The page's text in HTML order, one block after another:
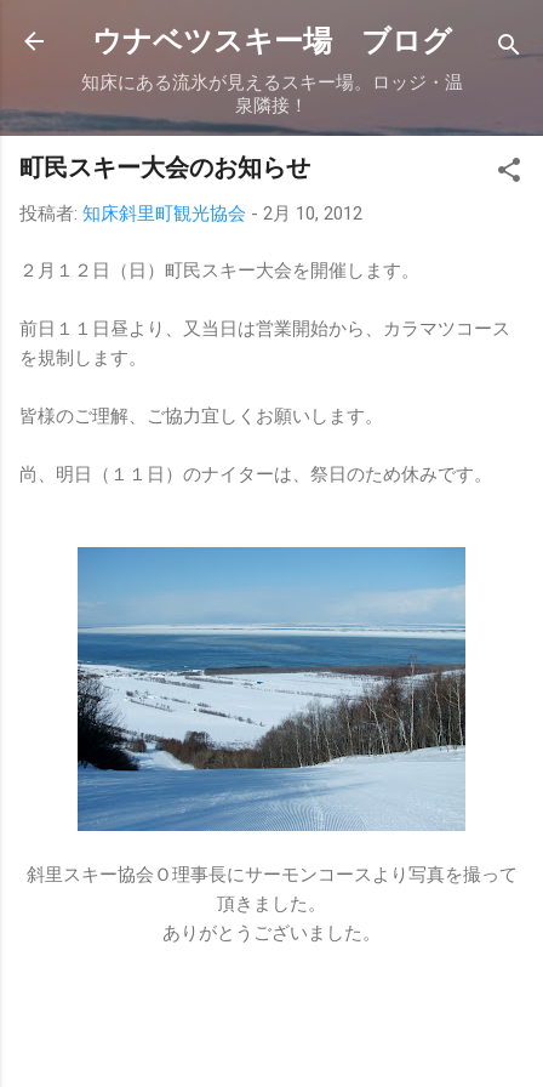
スキップしてメイン コンテンツに移動
ウナベツスキー場 ブログ
知床にある流氷が見えるスキー場。ロッジ・温
泉隣接！
町民スキー大会のお知らせ
投稿者: 知床斜里町観光協会 - 2月 10, 2012
２月１２日（日）町民スキー大会を開催します。
前日１１日昼より、又当日は営業開始から、カラマツコース
を規制します。
皆様のご理解、ご協力宜しくお願いします。
尚、明日（１１日）のナイターは、祭日のため休みです。
斜里スキー協会Ｏ理事長にサーモンコースより写真を撮って
頂きました。
ありがとうございました。